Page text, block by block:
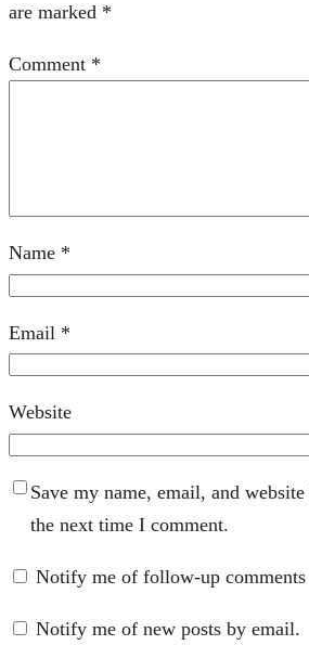
are marked *
Comment *
Name *
Email *
Website
Save my name, email, and
the next time I comment.
Notify me of follow-up
Notify me of new posts by email.